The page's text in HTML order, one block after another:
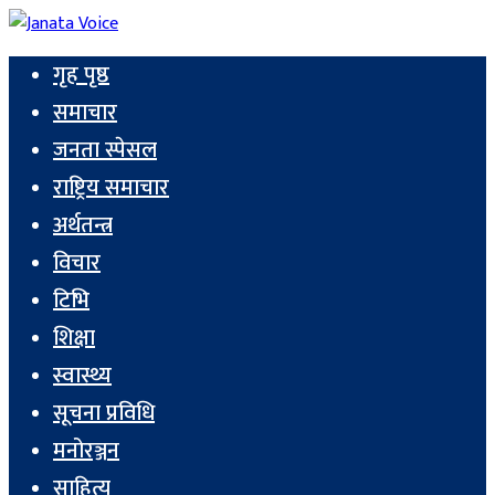
गृह पृष्ठ
समाचार
जनता स्पेसल
राष्ट्रिय समाचार
अर्थतन्त्र
विचार
टिभि
शिक्षा
स्वास्थ्य
सूचना प्रविधि
मनोरञ्जन